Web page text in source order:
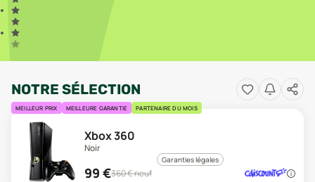
NOTRE SÉLECTION
MEILLEUR PRIX MEILLEURE GARANTIE PARTENAIRE DU MOIS
Xbox 360
Noir
Garanties légales
99 €360€ neuf